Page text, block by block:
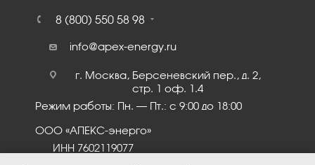
8 (800) 550 58 98
info@apex-energy.ru
г. Москва, Берсеневский пер., д. 2,
стр. 1 оф. 1.4
Режим работы: Пн. – Пт.: с 9:00 до 18:00
ООО «АПЕКС-энерго»
ИНН 7602119077